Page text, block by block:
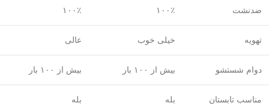
ضدنشت ۱۰۰٪ ۱۰۰٪
تهویه خیلی خوب عالی
دوام شستشو بیش از ۱۰۰ بار بیش از ۱۰۰ بار
مناسب تابستان بله بله